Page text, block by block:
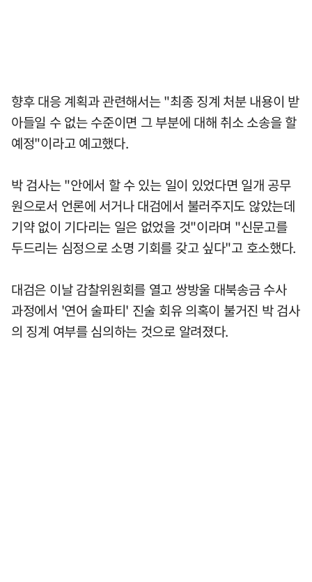
향후 대응 계획과 관련해서는 "최종 징계 처분 내용이 받
아들일 수 없는 수준이면 그 부분에 대해 취소 소송을 할
예정"이라고 예고했다.
박 검사는 "안에서 할 수 있는 일이 있었다면 일개 공무
원으로서 언론에 서거나 대검에서 불러주지도 않았는데
기약 없이 기다리는 일은 없었을 것"이라며 "신문고를
두드리는 심정으로 소명 기회를 갖고 싶다"고 호소했다.
대검은 이날 감찰위원회를 열고 쌍방울 대북송금 수사
과정에서 '연어 술파티' 진술 회유 의혹이 불거진 박 검사
의 징계 여부를 심의하는 것으로 알려졌다.